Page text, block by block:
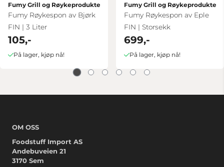
Fumy Grill og Røykeprodukter
Fumy Røykespon av Bjørk
FIN | 3 Liter
105,-
På lager, kjøp nå!
Fumy Grill og Røykeprodukter
Fumy Røykespon av Eple
FIN | Storsekk
699,-
På lager, kjøp nå!
OM OSS
Foodstuff Import AS
Andebuveien 21
3170 Sem